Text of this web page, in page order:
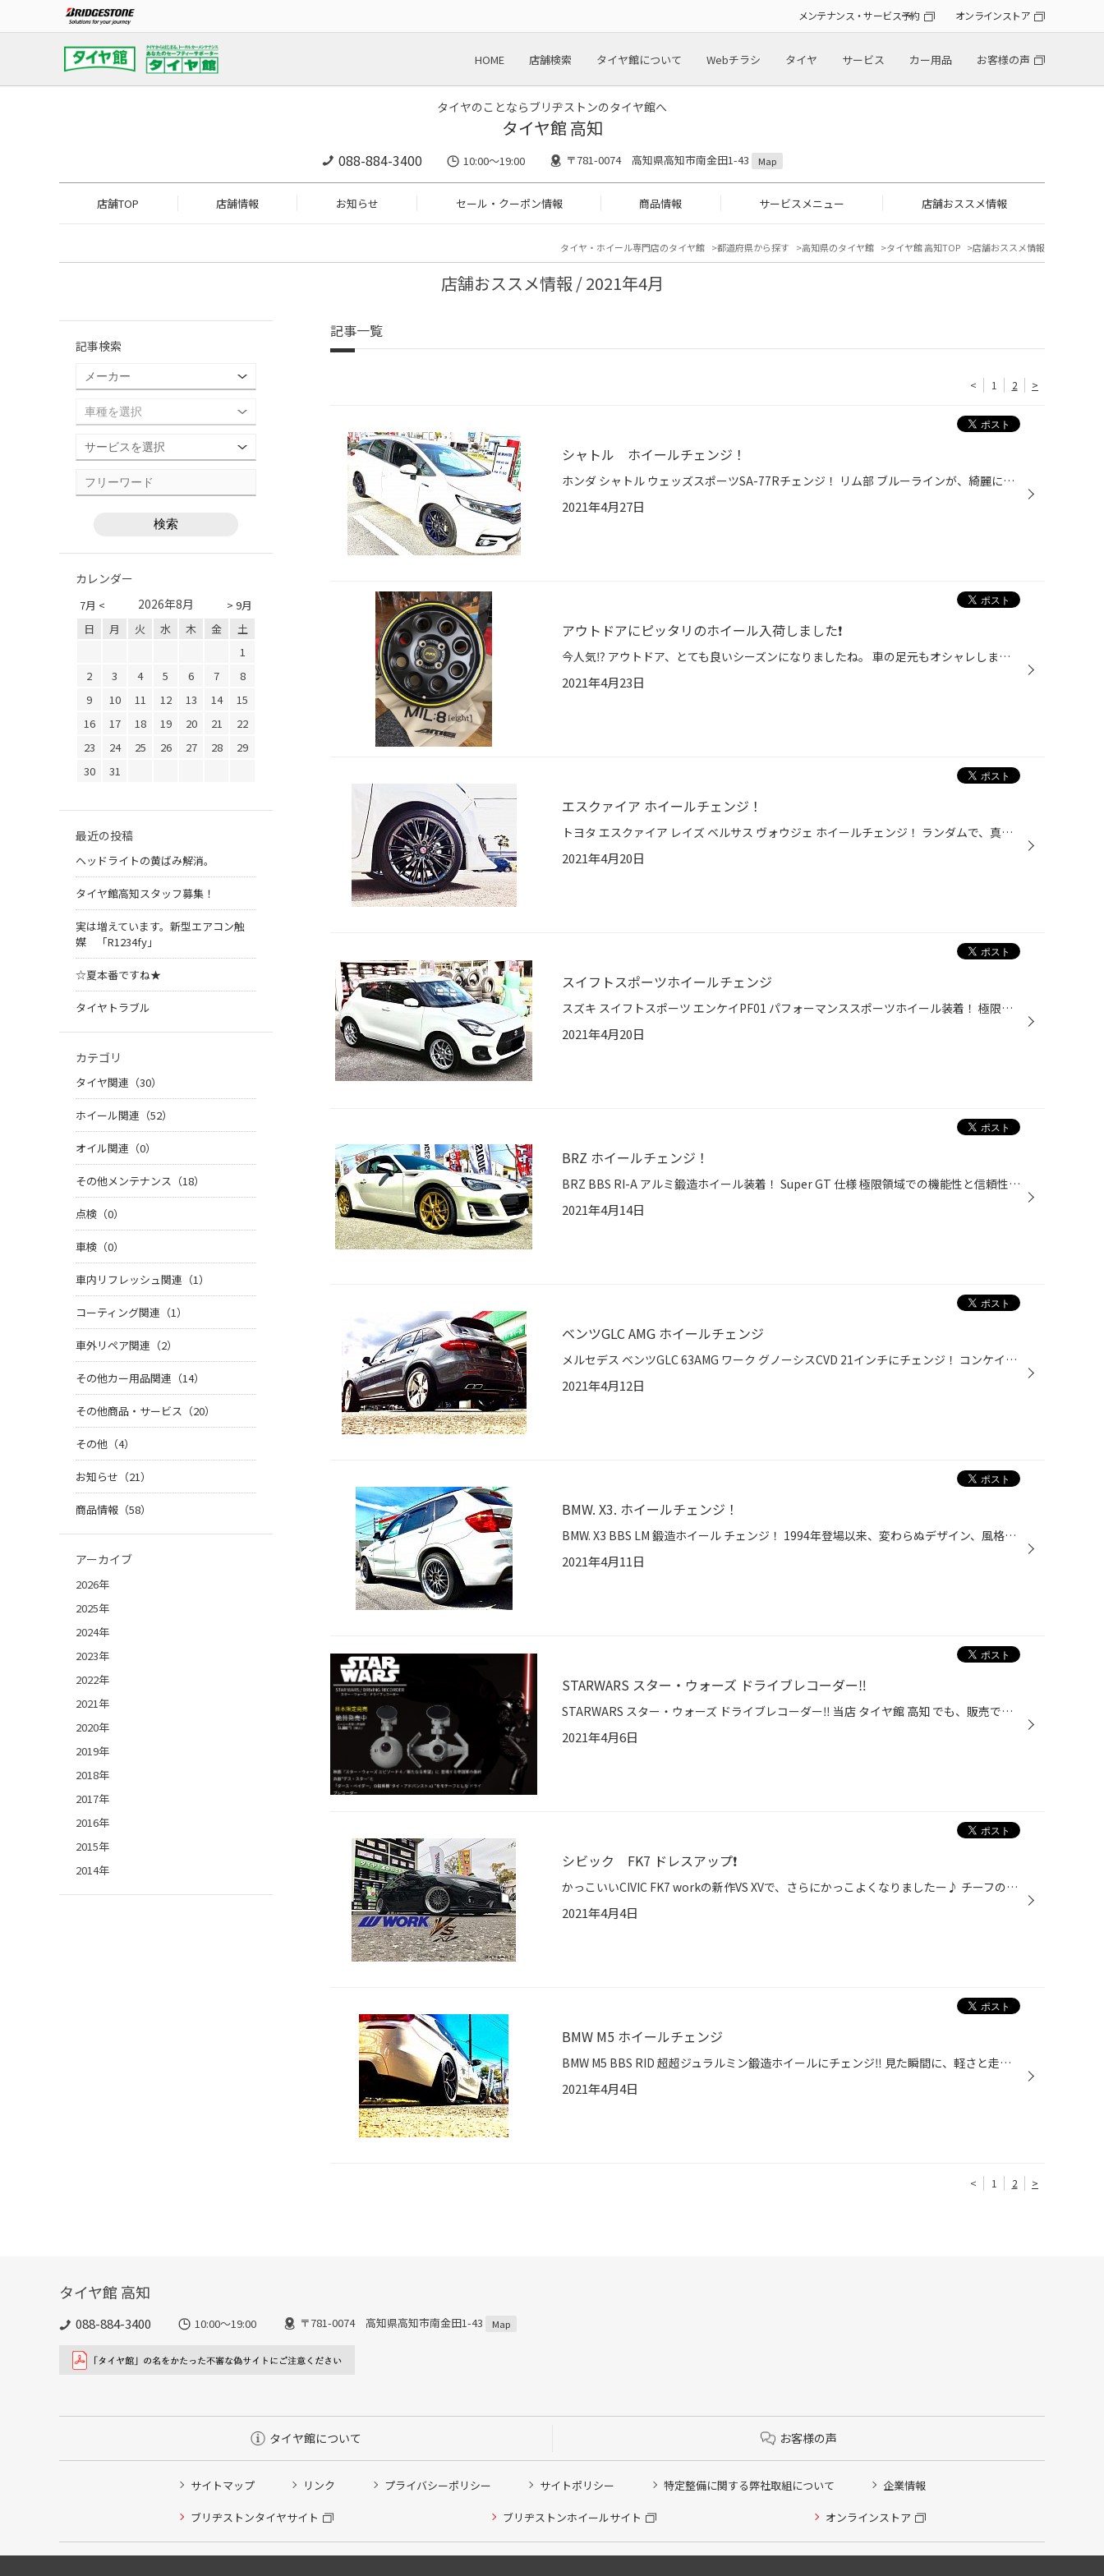
メンテナンス・サービス予約 オンラインストア
HOME 店舗検索 タイヤ館について Webチラシ タイヤ サービス カー用品 お客様の声
タイヤのことならブリヂストンのタイヤ館へ
タイヤ館 高知
088-884-3400 10:00〜19:00 〒781-0074 高知県高知市南金田1-43 Map
店舗TOP 店舗情報 お知らせ セール・クーポン情報 商品情報 サービスメニュー 店舗おススメ情報
タイヤ・ホイール専門店のタイヤ館 都道府県から探す 高知県のタイヤ館 タイヤ館 高知TOP 店舗おススメ情報
店舗おススメ情報 / 2021年4月
記事一覧
< 1 2 >
シャトル ホイールチェンジ！
ホンダ シャトル ウェッズスポーツSA-77Rチェンジ！ リム部 ブルーラインが、綺麗に決まってます！ ハイブリッドエンジン車との、カラーベストマッチング！ メチャクチャカッコイイ！決まってます！
2021年4月27日
アウトドアにピッタリのホイール入荷しました❗️
今人気⁉️ アウトドア、とても良いシーズンになりましたね。 車の足元もオシャレしませんか❓ ホイールが変わると更に、雰囲気が良くなってドライブ、アウトドアも、楽しくなりますよね❗️
2021年4月23日
エスクァイア ホイールチェンジ！
トヨタ エスクァイア レイズ ベルサス ヴォウジェ ホイールチェンジ！ ランダムで、真っ直ぐ伸びたスポーク形状が、メチャクチャ綺麗。 ベストマッチング！カッコイイです‼︎
2021年4月20日
スイフトスポーツホイールチェンジ
スズキ スイフトスポーツ エンケイPF01 パフォーマンススポーツホイール装着！ 極限までシェイプした5スポークデザイン。 スポーティなスタイリングにピッタリ！ メッチャカッコ良く仕上がってます。
2021年4月20日
BRZ ホイールチェンジ！
BRZ BBS RI-A アルミ鍛造ホイール装着！ Super GT 仕様 極限領域での機能性と信頼性！ カッコイイです。
2021年4月14日
ベンツGLC AMG ホイールチェンジ
メルセデス ベンツGLC 63AMG ワーク グノーシスCVD 21インチにチェンジ！ コンケイブ デイッシュのデザインが、ワイドボディーを更に強調して迫力満点！ メッチャカッコイイです♪
2021年4月12日
BMW. X3. ホイールチェンジ！
BMW. X3 BBS LM 鍛造ホイール チェンジ！ 1994年登場以来、変わらぬデザイン、風格を感じるスタイル。Le Mans どハマり！ 更に、迫力と美しさが溢れ出ています。
2021年4月11日
STARWARS スター・ウォーズ ドライブレコーダー‼️
STARWARS スター・ウォーズ ドライブレコーダー‼️ 当店 タイヤ館 高知 でも、販売できるようになりました。 スター・ウォーズ ファンなら、車内のインテリアとしても、とっても良いですよね♪ しかも、最新LED信号機にも対応 ok❗️ 明暗差にも強く夕方やトンネルの出入り口でも記録 Ok❗️
2021年4月6日
シビック FK7 ドレスアップ❗️
かっこいいCIVIC FK7 workの新作VS XVで、さらにかっこよくなりましたー♪ チーフのインスタも見てね✈︎✈︎✈︎
2021年4月4日
BMW M5 ホイールチェンジ
BMW M5 BBS RID 超超ジュラルミン鍛造ホイールにチェンジ‼︎ 見た瞬間に、軽さと走りへの意思が伝わってくる。 美しく、スポーティー！
2021年4月4日
< 1 2 >
記事検索
カレンダー
7月 < > 9月
2026年8月
日 月 火 水 木 金
土
1
2
3 4 5 6 7
8
9
10 11 12 13 14
15
16
17 18 19 20 21
22
23
24 25 26 27 28
29
30
31
最近の投稿
ヘッドライトの黄ばみ解消。
タイヤ館高知スタッフ募集！
実は増えています。新型エアコン触
媒 「R1234fy」
☆夏本番ですね★
タイヤトラブル
カテゴリ
タイヤ関連（30）
ホイール関連（52）
オイル関連（0）
その他メンテナンス（18）
点検（0）
車検（0）
車内リフレッシュ関連（1）
コーティング関連（1）
車外リペア関連（2）
その他カー用品関連（14）
その他商品・サービス（20）
その他（4）
お知らせ（21）
商品情報（58）
アーカイブ
2026年
2025年
2024年
2023年
2022年
2021年
2020年
2019年
2018年
2017年
2016年
2015年
2014年
タイヤ館 高知
088-884-3400 10:00〜19:00 〒781-0074 高知県高知市南金田1-43 Map
タイヤ館について お客様の声
サイトマップ リンク プライバシーポリシー サイトポリシー 特定整備に関する弊社取組について 企業情報
ブリヂストンタイヤサイト ブリヂストンホイールサイト オンラインストア